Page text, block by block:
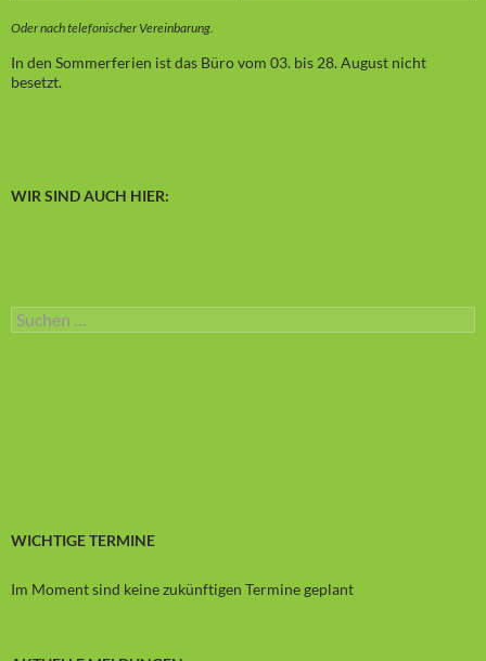
Oder nach telefonischer Vereinbarung.
In den Sommerferien ist das Büro vom 03. bis 28. August nicht
besetzt.
WIR SIND AUCH HIER:
Suchen
nach:
WICHTIGE TERMINE
Im Moment sind keine zukünftigen Termine geplant